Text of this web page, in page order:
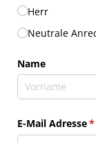
Herr
Neutrale
Name
E-Mail Adresse*